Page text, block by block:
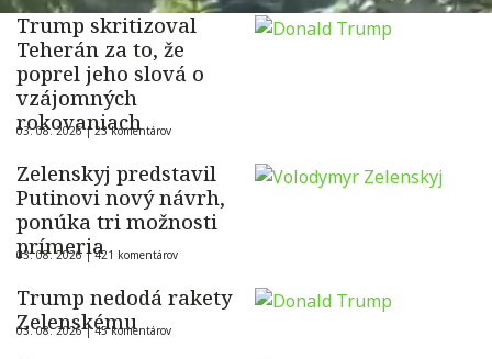
Trump skritizoval
Teherán za to, že
poprel jeho slová o
vzájomných
rokovaniach
03. 08. 2026 |23 komentárov
Zelenskyj predstavil
Putinovi nový návrh,
ponúka tri možnosti
prímeria
03. 08. 2026 |421 komentárov
Trump nedodá rakety
Zelenskému
03. 08. 2026 |45 komentárov